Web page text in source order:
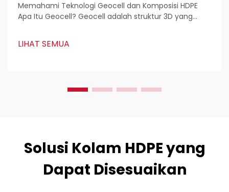
Memahami Teknologi Geocell dan Komposisi HDPE
Apa Itu Geocell? Geocell adalah struktur 3D yang
pekerjaan konstruksi. Insinyur sipil menyukainya
LIHAT SEMUA
Solusi Kolam HDPE yang
Dapat Disesuaikan